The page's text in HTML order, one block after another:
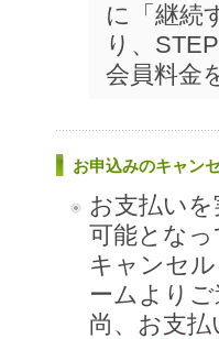
に「継続
り、
会員料金
お申込みのキャン
お支払い
可能とな
キャンセ
ームより
尚、お支